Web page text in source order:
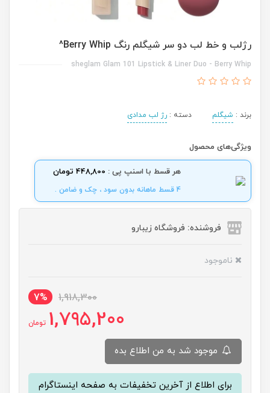
رژلب و خط لب دو سر شیگلم رنگ Berry Whip^
sheglam Glam 101 Lipstick & Liner Duo - Berry Whip
برند : شیگلم دسته : رژ لب مدادی
ویژگی‌های محصول
هر قسط با اسنپ پی : 448,800 تومان
4 قسط ماهانه بدون سود ، چک و ضامن .
فروشنده: فروشگاه زیبارو
ناموجود
1,918,300
7%
1,795,200 تومان
برای اطلاع از آخرین تخفیفات به صفحه اینستاگرام